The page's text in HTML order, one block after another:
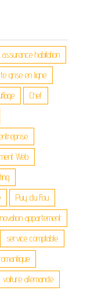
assurance habitation
grise en ligne
Chef
Web
Puy du Fou
appartement
service comptable
voiture allemande